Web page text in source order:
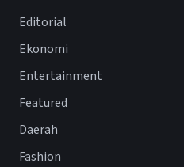
Editorial
Ekonomi
Entertainment
Featured
Daerah
Fashion